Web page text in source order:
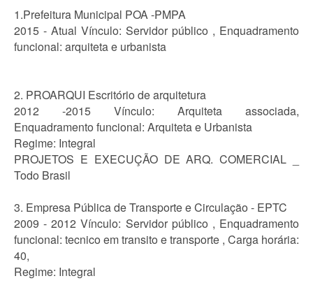
1.Prefeitura Municipal POA -PMPA
2015 - Atual Vínculo: Servidor público , Enquadramento
funcional: arquiteta e urbanista
2. PROARQUI Escritório de arquitetura
2012 -2015 Vínculo: Arquiteta associada,
Enquadramento funcional: Arquiteta e Urbanista
Regime: Integral
PROJETOS E EXECUÇÃO DE ARQ. COMERCIAL _
Todo Brasil
3. Empresa Pública de Transporte e Circulação - EPTC
2009 - 2012 Vínculo: Servidor público , Enquadramento
funcional: tecnico em transito e transporte , Carga horária:
40,
Regime: Integral